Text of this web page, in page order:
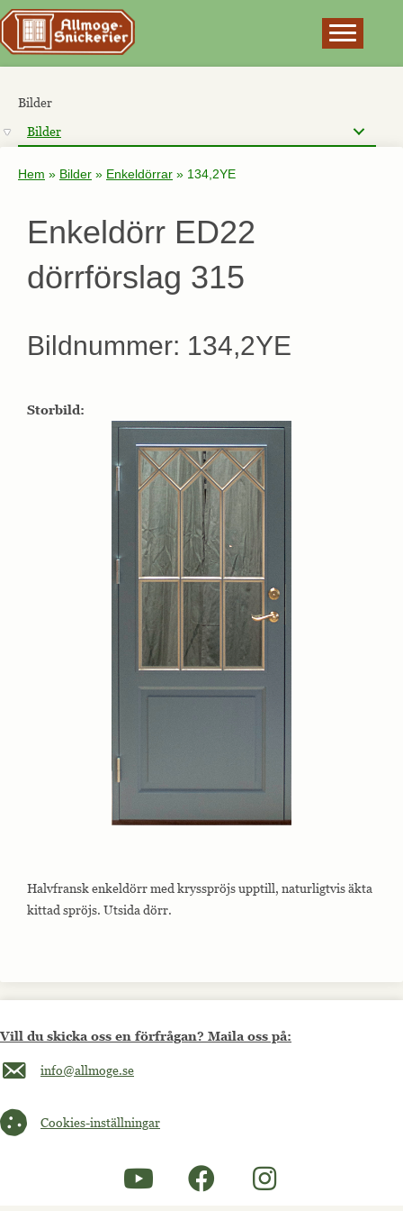
Bilder
Bilder
Hem » Bilder » Enkeldörrar » 134,2YE
Enkeldörr ED22
dörrförslag 315
Bildnummer: 134,2YE
Storbild:
Halvfransk enkeldörr med krysspröjs upptill, naturligtvis äkta
kittad spröjs. Utsida dörr.
Vill du skicka oss en förfrågan? Maila oss på:
Maila oss på info@allmoge.se
info@allmoge.se
Cookies-inställningar
Cookies-inställningar